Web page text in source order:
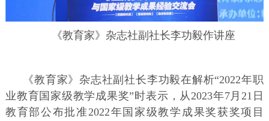
《教育家》杂志社副社长李功毅作讲座
《教育家》杂志社副社长李功毅在解析“2022年职
业教育国家级教学成果奖”时表示，从2023年7月21日
教育部公布批准2022年国家级教学成果奖获奖项目